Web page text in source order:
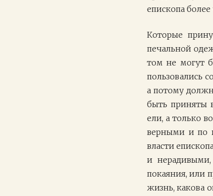
епископа
Которые
печальной
том не могут
пользовались
а потому
быть приняты
ели, а только
верными и по
власти
и нерадивыми,
покаяния, или
жизнь, какова